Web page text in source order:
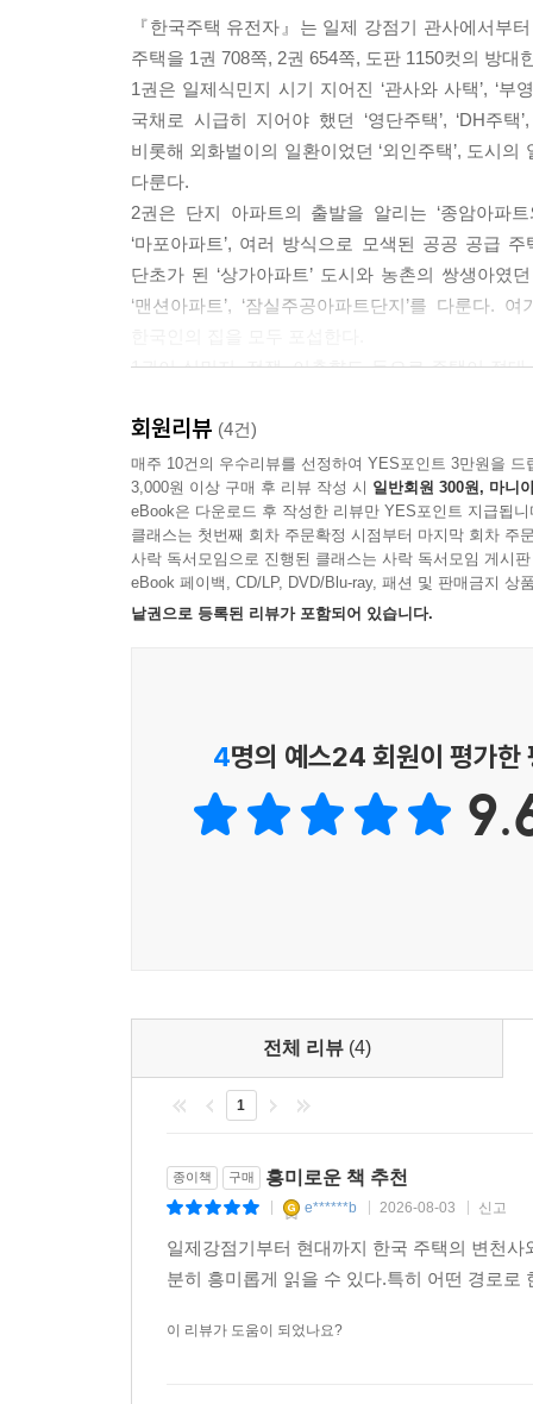
『한국주택 유전자』는 일제 강점기 관사에서부
주택을 1권 708쪽, 2권 654쪽, 도판 1150컷의 방대
1권은 일제식민지 시기 지어진 ‘관사와 사택’, ‘부
국채로 시급히 지어야 했던 ‘영단주택’, ‘DH주택’,
비롯해 외화벌이의 일환이었던 ‘외인주택’, 도시
다룬다.
2권은 단지 아파트의 출발을 알리는 ‘종암아파
‘마포아파트’, 여러 방식으로 모색된 공공 공급 주
단초가 된 ‘상가아파트’ 도시와 농촌의 쌍생아였
‘맨션아파트’, ‘잠실주공아파트단지’를 다룬다.
1권이 식민지, 전쟁, 이촌향도 등으로 주택이 절
처음 공개되는 문헌과 사진, 도면
이 책에는 처음 공개되는 행정 및 외교 문서,
서울역사박물관, 미국문서기록관리청를 비롯한
현대사를 재구성해냈다. 전체 이미지의 80퍼센
아카이브이다.
산업화에 대응하는 위생적이고 합리적인 주택의
결과 일상생활을 영위하는 보통 사람들의 공동
조선주택영단, 대한주택영단, 대한주택공사, 그리
세계에서 가장 많은 주택을 공급한 회사는 ‘대한주
세계에서 주택을 가장 많이 공급한 회사로 꼽히
대한주택공사로 거듭나 2009년 한국토지주택공사
대한주택공사는 벽돌조차 국내에서 생산하지
남긴 물리적 흔적을 다룬 책은 전무한 실정이다.
지어왔는지 곳곳에서 서술하는 『한국주택 유전
회원리뷰 (4건)
매주 10건의 우수리뷰를 선정하여 YES포인트 3만원을 드
3,000원 이상 구매 후 리뷰 작성 시 일반회원 300원, 마니
eBook은 다운로드 후 작성한 리뷰만 YES포인트 지급됩니
클래스는 첫번째 회차 주문확정 시점부터 마지막 회차 주
사락 독서모임으로 진행된 클래스는 사락 독서모임 게시
eBook 페이백, CD/LP, DVD/Blu-ray, 패션 및 판매금지 상
낱권으로 등록된 리뷰가 포함되어 있습니다.
4명의 예스24 회원이 평가한
전체 리뷰 (4)
1
종이책 구매 흥미로운 책 추천
e******b 2026-08-03 신고
일제강점기부터 현대까지 한국 주택의 변천
분히 흥미롭게 읽을 수 있다.특히 어떤 경로
이 리뷰가 도움이 되었나요?